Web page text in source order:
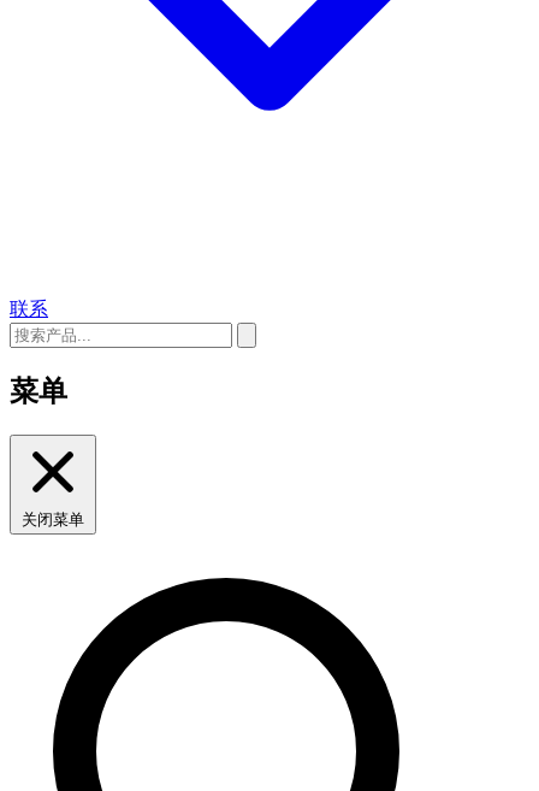
联系
菜单
关闭菜单